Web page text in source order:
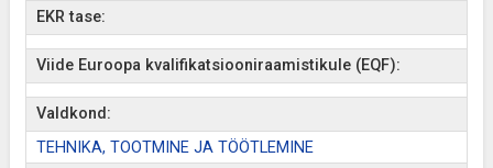
EKR tase:
Viide Euroopa kvalifikatsiooniraamistikule (EQF):
Valdkond:
TEHNIKA, TOOTMINE JA TÖÖTLEMINE